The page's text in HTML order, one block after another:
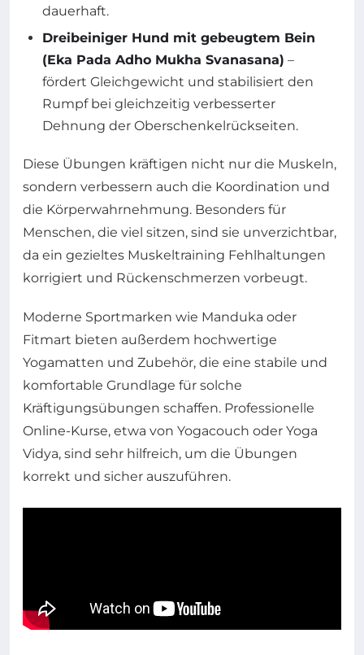
dauerhaft.
Dreibeiniger Hund mit gebeugtem Bein
(Eka Pada Adho Mukha Svanasana) –
fördert Gleichgewicht und stabilisiert den
Rumpf bei gleichzeitig verbesserter
Dehnung der Oberschenkelrückseiten.
Diese Übungen kräftigen nicht nur die Muskeln,
sondern verbessern auch die Koordination und
die Körperwahrnehmung. Besonders für
Menschen, die viel sitzen, sind sie unverzichtbar,
da ein gezieltes Muskeltraining Fehlhaltungen
korrigiert und Rückenschmerzen vorbeugt.
Moderne Sportmarken wie Manduka oder
Fitmart bieten außerdem hochwertige
Yogamatten und Zubehör, die eine stabile und
komfortable Grundlage für solche
Kräftigungsübungen schaffen. Professionelle
Online-Kurse, etwa von Yogacouch oder Yoga
Vidya, sind sehr hilfreich, um die Übungen
korrekt und sicher auszuführen.